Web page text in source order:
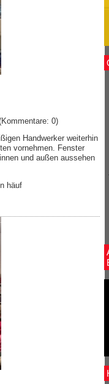
0)
Handwerker weiterhin
vornehmen. Fenster
und außen aussehen
häuf